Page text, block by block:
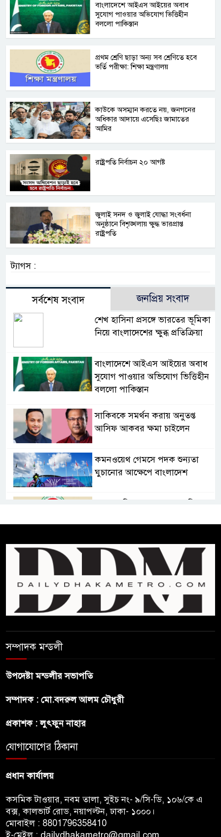
বাংলাদেশে আইএস আইয়ের অবাধ
সুযোগ পাওয়ার অভিযোগ ভিত্তিহীন
বললো পাকিস্তান
প্রথম শ্রেণি ছাড়া অন্য সব শ্রেণিতে হবে
ভর্তি পরীক্ষা: শিক্ষা মন্ত্রণালয়
কাউকে অসম্মান করতে নয়, জনগনের
অধিকার আদায়ে এসেছিঃ জামাতের
আমির
রাষ্ট্রপতি নির্বাচন ২০ আগষ্ট
জুলাই সনদ ও জুলাই যোদ্ধা সংবর্ধনা
অনুষ্ঠানে বিশৃঙ্খলায় ক্ষুদ্ধ ভারপ্রাপ্ত
রাষ্ট্রপতি
ট্যাগস :
সর্বশেষ সংবাদ জনপ্রিয় সংবাদ
শেখ হাসিনা প্রসঙ্গে ভারতের ভূমিকা
নিয়ে বাংলাদেশের ক্ষুব্ধ প্রতিক্রিয়া
বাংলাদেশে আইএস আইয়ের অবাধ
সুযোগ পাওয়ার অভিযোগ ভিত্তিহীন
বললো পাকিস্তান
সাকিবকে সমর্থন করায় অনুতপ্ত
আসিফ আকবর ক্ষমা চাইলেন
কমনওয়েথ গেমসে পদক শুন্যতা
ঘুচানোর আক্ষেপে বাংলাদেশ
কাউকে অসম্মান করতে নয়,
জনগনের অধিকার আদায়ে এসেছিঃ
জামাতের আমির
রাষ্ট্রপতি নির্বাচন ২০ আগষ্ট
অনুষ্ঠানে বিশৃঙ্খলায় ক্ষুদ্ধ ভারপ্রাপ্ত
সম্পাদক মন্ডলী
উপদেষ্টা মন্ডলীর সভাপতি
সম্পাদক : মো.বদরুল আলম চৌধুরী
প্রকাশক : লুৎফুন নাহার
যোগাযোগের ঠিকানা
প্রধান কার্যালয়
কসমিক টাওয়ার, নবম তালা, সুইচ নং- ৯/সি-ডি, ১০৬/কে এ
বক্স, কালভার্ট রোড, নয়াপল্টন, ঢাকা- ১০০০।
মোবাইল : 8801796358410